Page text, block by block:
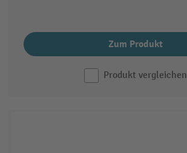
Zum Produkt
Produkt vergleichen